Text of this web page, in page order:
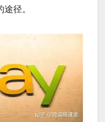
径。